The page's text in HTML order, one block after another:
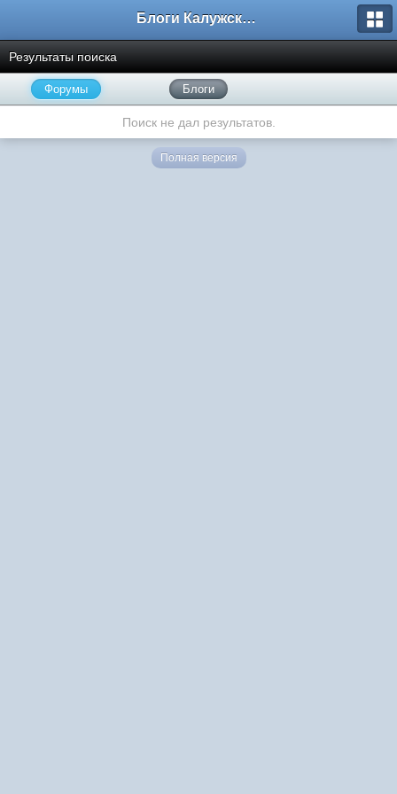
Блоги Калужского перекрестка
Результаты поиска
Форумы Блоги
Поиск не дал результатов.
Полная версия